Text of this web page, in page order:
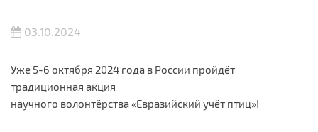
03.10.2024
Уже 5-6 октября 2024 года в России пройдёт
традиционная акция
научного волонтёрства «Евразийский учёт птиц»!